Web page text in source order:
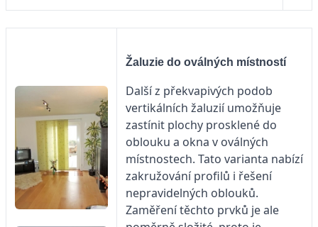
Žaluzie do oválných místností
Další z překvapivých podob
vertikálních žaluzií umožňuje
zastínit plochy prosklené do
oblouku a okna v oválných
místnostech. Tato varianta nabízí
zakružování profilů i řešení
nepravidelných oblouků.
Zaměření těchto prvků je ale